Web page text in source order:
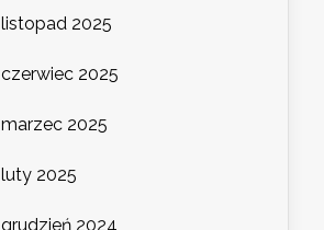
listopad 2025
czerwiec 2025
marzec 2025
luty 2025
grudzień 2024